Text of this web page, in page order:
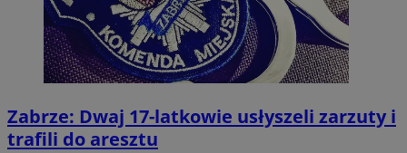
Zabrze: Dwaj 17-latkowie usłyszeli zarzuty i
trafili do aresztu